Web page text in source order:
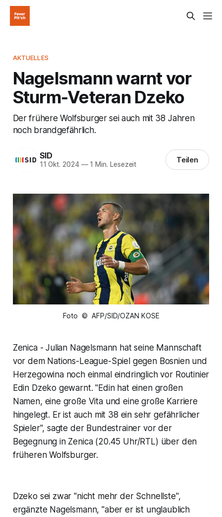
AKTUELLES
Nagelsmann warnt vor
Sturm-Veteran Dzeko
Der frühere Wolfsburger sei auch mit 38 Jahren
noch brandgefährlich.
SID
11 Okt. 2024 —1 Min. Lesezeit Teilen
Foto © AFP/SID/OZAN KOSE
Zenica - Julian Nagelsmann hat seine Mannschaft
vor dem Nations-League-Spiel gegen Bosnien und
Herzegowina noch einmal eindringlich vor Routinier
Edin Dzeko gewarnt. "Edin hat einen großen
Namen, eine große Vita und eine große Karriere
hingelegt. Er ist auch mit 38 ein sehr gefährlicher
Spieler", sagte der Bundestrainer vor der
Begegnung in Zenica (20.45 Uhr/RTL) über den
früheren Wolfsburger.
Dzeko sei zwar "nicht mehr der Schnellste",
ergänzte Nagelsmann, "aber er ist unglaublich